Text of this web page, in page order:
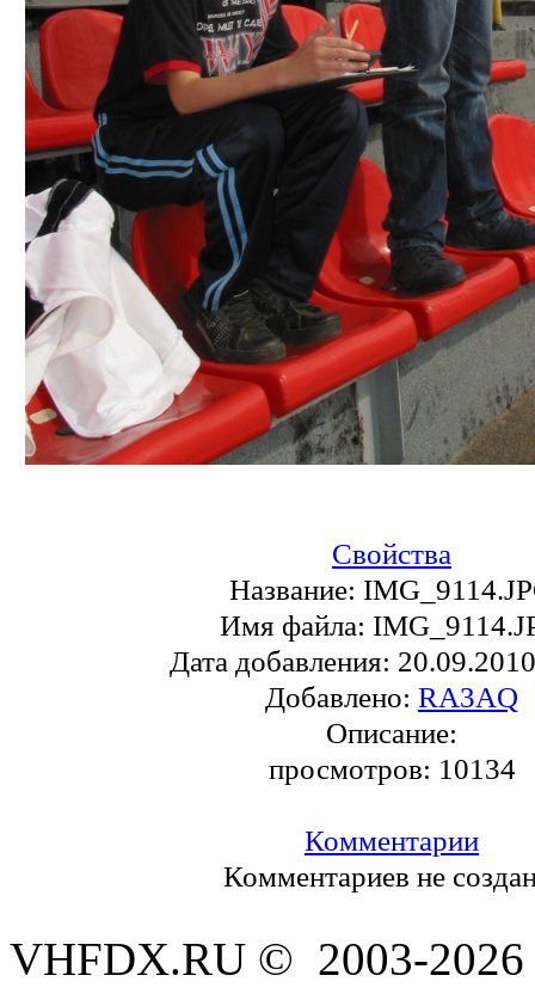
Свойства
Название:
Имя файла:
Дата добавления:
Добавлено: RA3AQ
Описание:
просмотров: 10134
Комментарии
Комментариев не
VHFDX.RU © 2003-2026